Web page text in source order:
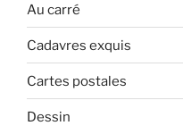
Au carré
Cadavres exquis
Cartes postales
Dessin